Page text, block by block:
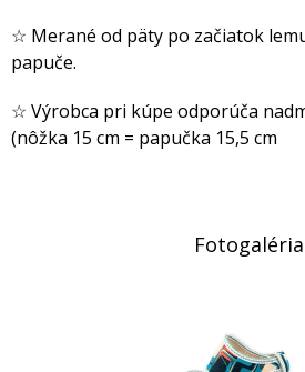
☆ Merané od päty po začiatok
papuče.
☆ Výrobca pri kúpe odporúča
(nôžka 15 cm = papučka 15,5 cm
Fotogaléria